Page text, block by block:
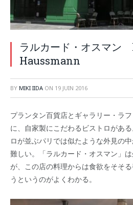
ラルカード・オスマン
Haussmann
BY MIKI IIDA ON 19 JUIN 2016
プランタン百貨店とギャラリー・ラ
に、自家製にこだわるビストロがあ
ロが並ぶパリでは似たような外見の
難しい。「ラルカード・オスマン」
が、この店の料理からは食欲をそそ
うというのがよくわかる。